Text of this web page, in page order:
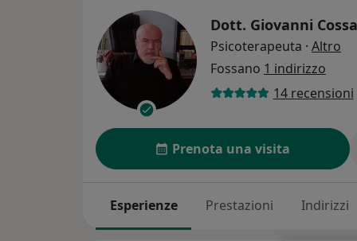
Dott. Giovanni Cossa
Psicoterapeuta · Altro
Fossano 1 indirizzo
14 recensioni
Prenota una visita
Esperienze Prestazioni Indirizzi